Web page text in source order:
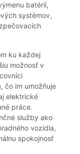
batérií,
systémov,
ku každej
možnosť v
čo im umožňuje
elektrické
práce.
služby ako
vozidla,
spokojnosť